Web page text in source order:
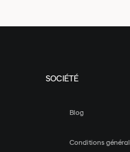
SOCIÉTÉ
Blog
Conditions